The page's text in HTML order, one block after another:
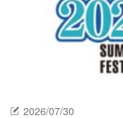
2026/07/30